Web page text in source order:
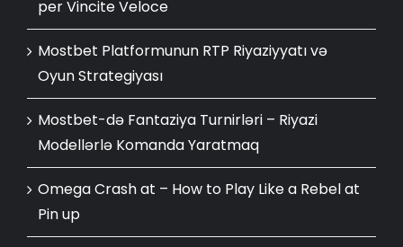
per Vincite Veloce
Mostbet Platformunun RTP Riyaziyyatı və
Oyun Strategiyası
Mostbet-də Fantaziya Turnirləri – Riyazi
Modellərlə Komanda Yaratmaq
Omega Crash at – How to Play Like a Rebel at
Pin up